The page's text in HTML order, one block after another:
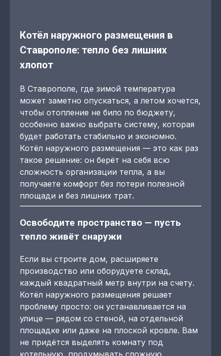
Котёл наружного размещения в
Ставрополе: тепло без лишних
хлопот
В Ставрополе, где зимой температура
может заметно опускаться, а летом хочется,
чтобы отопление не било по бюджету,
особенно важно выбрать систему, которая
будет работать стабильно и экономно.
Котёл наружного размещения — это как раз
такое решение: он берёт на себя всю
сложность организации тепла, а вы
получаете комфорт без потери полезной
площади и без лишних трат.
Освободите пространство — пусть
тепло живёт снаружи
Если вы строите дом, расширяете
производство или оборудуете склад,
каждый квадратный метр внутри на счету.
Котёл наружного размещения решает
проблему просто: он устанавливается на
улице — рядом со стеной, на отдельной
площадке или даже на плоской кровле. Вам
не придётся выделять комнату под
котельную, продумывать сложную